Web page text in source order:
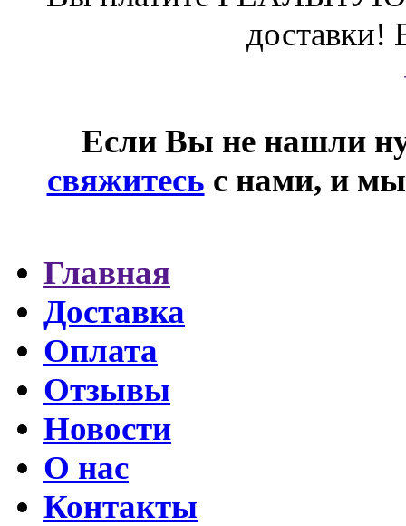
доставки!
Если Вы не нашли
свяжитесь с нами, и мы
Главная
Доставка
Оплата
Отзывы
Новости
О нас
Контакты